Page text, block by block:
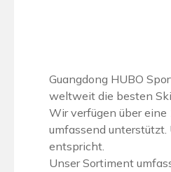
Guangdong HUBO
weltweit die besten
Wir verfügen über
umfassend
entspricht.
Unser Sortiment